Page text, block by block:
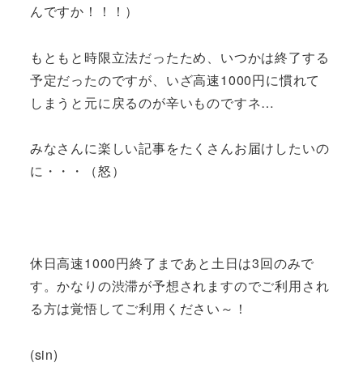
んですか！！！）
もともと時限立法だったため、いつかは終了する
予定だったのですが、いざ高速1000円に慣れて
しまうと元に戻るのが辛いものですネ…
みなさんに楽しい記事をたくさんお届けしたいの
に・・・（怒）
休日高速1000円終了まであと土日は3回のみで
す。かなりの渋滞が予想されますのでご利用され
る方は覚悟してご利用ください～！
(sin)